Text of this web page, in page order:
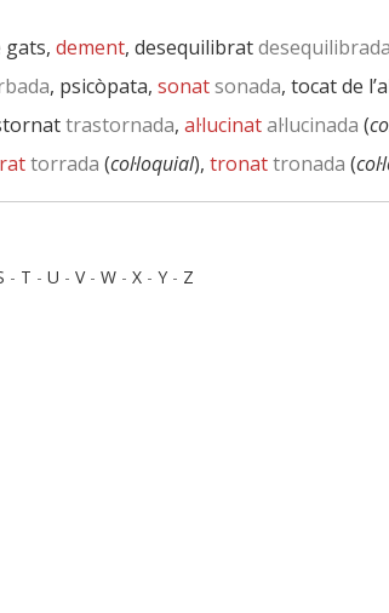
gats, dement, desequilibratdesequilibrada
, psicòpata, sonatsonada, tocat de
trastornada, al·lucinatal·lucinada (
torrada (col·loquial), tronattronada (
- T - U - V- W - X - Y - Z